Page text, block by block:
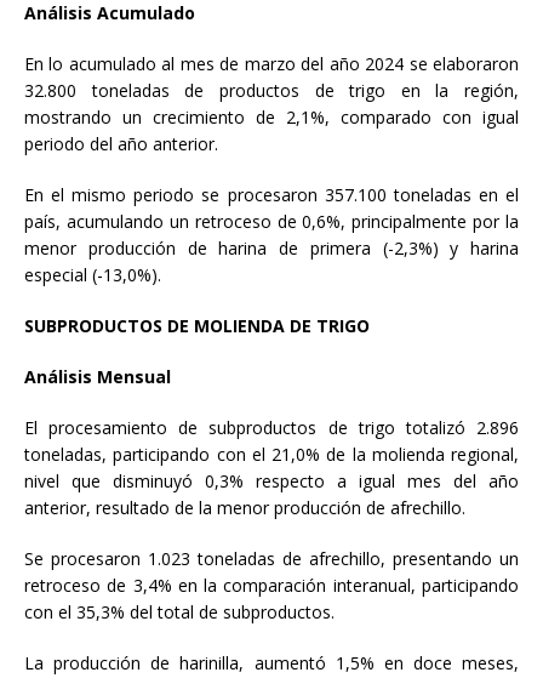
Análisis Acumulado
En lo acumulado al mes de marzo del año 2024 se elaboraron
32.800 toneladas de productos de trigo en la región,
mostrando un crecimiento de 2,1%, comparado con igual
periodo del año anterior.
En el mismo periodo se procesaron 357.100 toneladas en el
país, acumulando un retroceso de 0,6%, principalmente por la
menor producción de harina de primera (-2,3%) y harina
especial (-13,0%).
SUBPRODUCTOS DE MOLIENDA DE TRIGO
Análisis Mensual
El procesamiento de subproductos de trigo totalizó 2.896
toneladas, participando con el 21,0% de la molienda regional,
nivel que disminuyó 0,3% respecto a igual mes del año
anterior, resultado de la menor producción de afrechillo.
Se procesaron 1.023 toneladas de afrechillo, presentando un
retroceso de 3,4% en la comparación interanual, participando
con el 35,3% del total de subproductos.
La producción de harinilla, aumentó 1,5% en doce meses,